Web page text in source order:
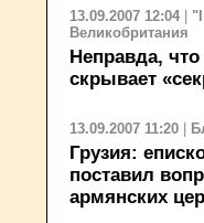
13.09.2007 12:04
Великобритания
Неправда,
скрывает
13.09.2007 11:20
Грузия:
поставил
армянских